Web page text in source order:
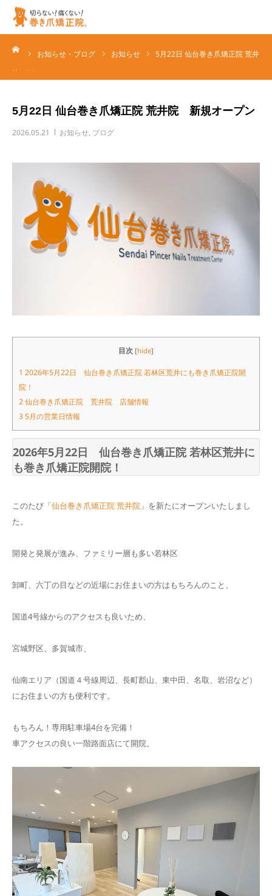
お知らせ・ブログ お知らせ
5月22日 仙台巻き爪矯正院 荒井
院 新…
5月22日 仙台巻き爪矯正院 荒井院 新規オープン
2026.05.21 お知らせ, ブログ
目次 [hide]
1 2026年5月22日 仙台巻き爪矯正院 若林区荒井にも巻き爪矯正院開
院！
2仙台巻き爪矯正院 荒井院 店舗情報
35月の営業日情報
2026年5月22日 仙台巻き爪矯正院 若林区荒井に
も巻き爪矯正院開院！
このたび「仙台巻き爪矯正院 荒井院 」を新たにオープンいたしまし
た。
開発と発展が進み、ファミリー層も多い若林区
卸町、六丁の目などの近場にお住まいの方はもちろんのこと、
国道4号線からのアクセスも良いため、
宮城野区、多賀城市、
仙南エリア（国道４号線周辺、長町郡山、東中田、名取、岩沼など）
にお住まいの方も便利です。
もちろん！専用駐車場4台を完備！
車アクセスの良い一階路面店にて開院。
ホーム
企業情報
ブログ/お知らせ
各種お問い合わせ